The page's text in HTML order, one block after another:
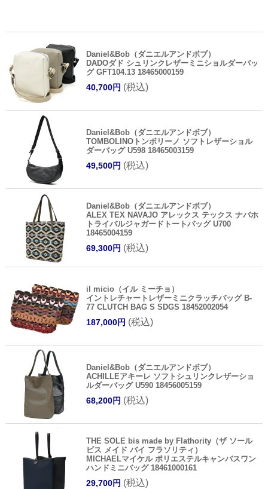
Daniel&Bob（ダニエルアンドボブ）
DADOダド シュリンクレザーミニショルダーバッ
グ GFT104.13 18465000159
40,700円 (税込)
Daniel&Bob（ダニエルアンドボブ）
TOMBOLINOトンボリーノ ソフトレザーショル
ダーバッグ U598 18465003159
49,500円 (税込)
Daniel&Bob（ダニエルアンドボブ）
ALEX TEX NAVAJO アレックス テックス ナバホ
トライバルジャガードトートバッグ U700
18465004159
69,300円 (税込)
il micio（イル ミーチョ）
イントレチャートレザーミニクラッチバッグ B-
77 CLUTCH BAG S SDGS 18452002054
187,000円 (税込)
Daniel&Bob（ダニエルアンドボブ）
ACHILLEアキーレ ソフトシュリンクレザーショ
ルダーバッグ U590 18456005159
68,200円 (税込)
THE SOLE bis made by Flathority（ザ ソール
ビス メイド バイ フラソリティ）
MICHAELマイケル ポリエステルキャンバスワン
ハンドミニバッグ 18461000161
29,700円 (税込)